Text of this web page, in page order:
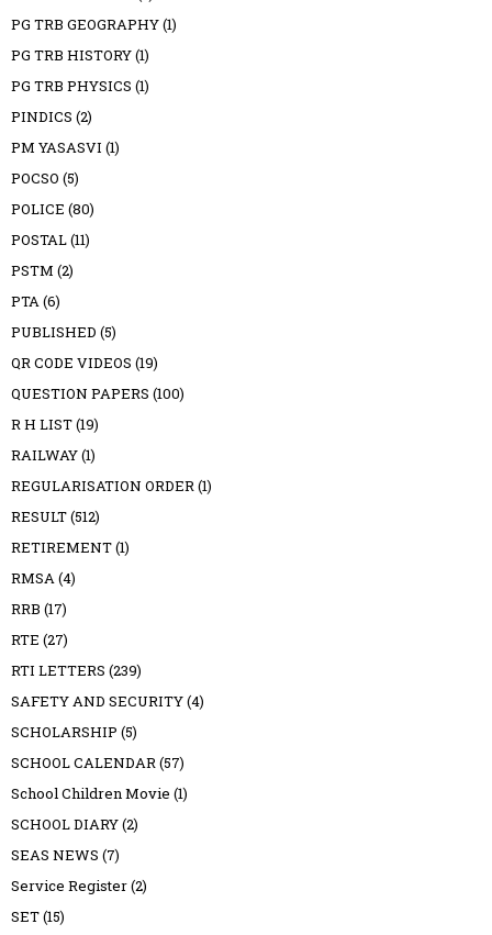
PG TRB GEOGRAPHY(1)
PG TRB HISTORY(1)
PG TRB PHYSICS (1)
PINDICS (2)
PM YASASVI (1)
POCSO (5)
POLICE (80)
POSTAL(11)
PSTM (2)
PTA(6)
PUBLISHED (5)
QR CODE VIDEOS (19)
QUESTION PAPERS (100)
R H LIST(19)
RAILWAY(1)
REGULARISATION ORDER(1)
RESULT(512)
RETIREMENT(1)
RMSA(4)
RRB (17)
RTE (27)
RTI LETTERS (239)
SAFETY AND SECURITY(4)
SCHOLARSHIP (5)
SCHOOL CALENDAR(57)
School Children Movie (1)
SCHOOL DIARY(2)
SEAS NEWS (7)
Service Register(2)
SET(15)